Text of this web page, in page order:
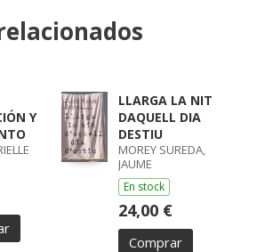
Y
LLARGA LA NIT
DAQUELL DIA
DESTIU
MOREY SUREDA,
JAUME
En stock
24,00 €
Comprar